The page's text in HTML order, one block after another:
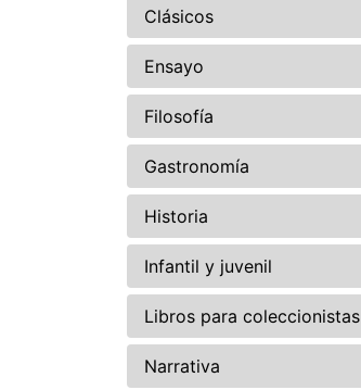
Clásicos
Ensayo
Filosofía
Gastronomía
Historia
Infantil y juvenil
Libros para coleccionistas
Narrativa